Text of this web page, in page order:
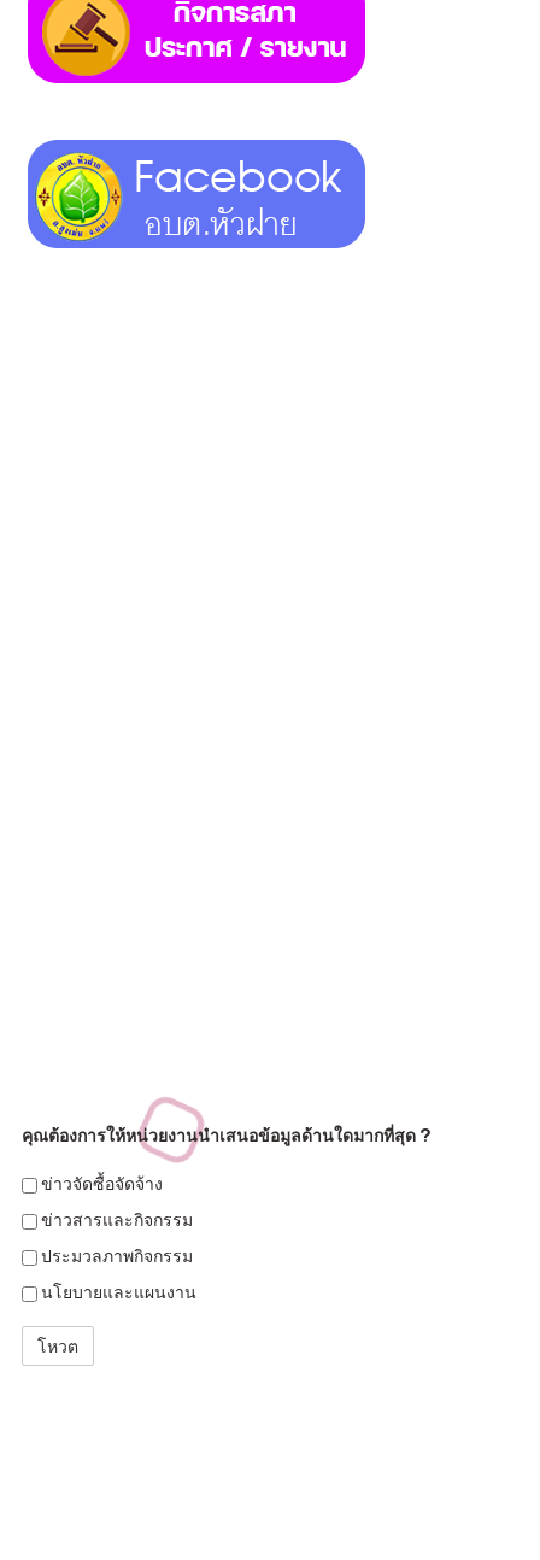
คุณต้องการให้หน่วยงานนำเสนอข้อมูลด้านใดมากที่สุด ?
ข่าวจัดซื้อจัดจ้าง
ข่าวสารและกิจกรรม
ประมวลภาพกิจกรรม
นโยบายและแผนงาน